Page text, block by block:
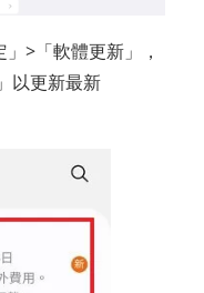
>「軟體更新」，
以更新最新